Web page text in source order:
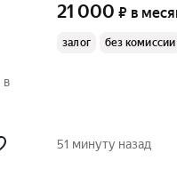
в
21 000 ₽ в
залог без комиссии
51 минуту назад